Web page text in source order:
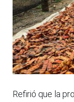
Refirió que la